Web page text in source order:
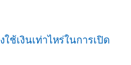
ช้เงินเท่าไหร่ในการเปิด